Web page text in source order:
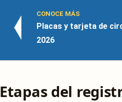
CONOCE MÁS
Placas y tarjeta de
2026
Etapas del